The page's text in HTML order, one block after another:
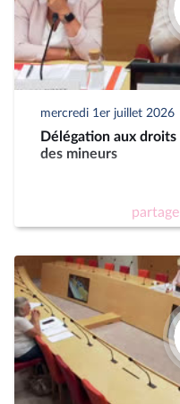
mercredi 1er juillet 2026
Délégation aux
des mineurs